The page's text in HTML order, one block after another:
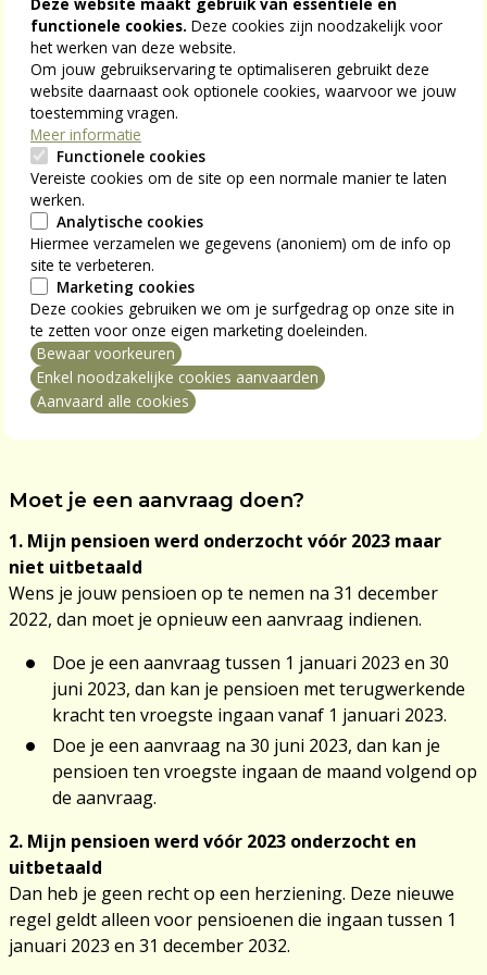
je overleden huwelijkspartner
en dat rustpensioen is ingegaan tussen januari
2023 en januari 2033.
je partnernog niet met pensioen
overleden is vóór 1 januari 2033, en je
overlevingspensioen ingaat na 31 december 2022.
Het recht op het
gewaarborgd minimumpensioen
voor onthaalouders wordt
soepeler
Moet je een aanvraag doen?
1. Mijn pensioen werd onderzocht vóór 2023 maar
niet uitbetaald
Wens je jouw pensioen op te nemen na 31 december
2022, dan moet je opnieuw een aanvraag indienen.
Doe je een aanvraag tussen 1 januari 2023 en 30
juni 2023, dan kan je pensioen met terugwerkende
kracht ten vroegste ingaan vanaf 1 januari 2023.
Doe je een aanvraag na 30 juni 2023, dan kan je
pensioen ten vroegste ingaan de maand volgend op
de aanvraag.
2. Mijn pensioen werd vóór 2023 onderzocht en
uitbetaald
Dan heb je geen recht op een herziening. Deze nieuwe
regel geldt alleen voor pensioenen die ingaan tussen 1
januari 2023 en 31 december 2032.
functionele cookies. Deze cookies zijn noodzakelijk voor
het werken van deze website.
Om jouw gebruikservaring te optimaliseren gebruikt deze
website daarnaast ook optionele cookies, waarvoor we jouw
toestemming vragen.
Meer informatie
Functionele cookies
Vereiste cookies om de site op een normale manier te laten
werken.
Analytische cookies
Hiermee verzamelen we gegevens (anoniem) om de info op
site te verbeteren.
Marketing cookies
Deze cookies gebruiken we om je surfgedrag op onze site in
te zetten voor onze eigen marketing doeleinden.
Bewaar voorkeuren
Enkel noodzakelijke cookies aanvaarden
Aanvaard alle cookies
intrekken